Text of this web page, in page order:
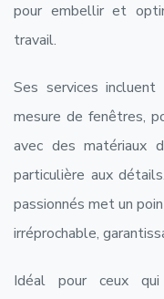
pour embellir et
travail.
Ses services
mesure de fenêtres,
avec des matériaux
particulière aux
passionnés met un
irréprochable,
Idéal pour ceux